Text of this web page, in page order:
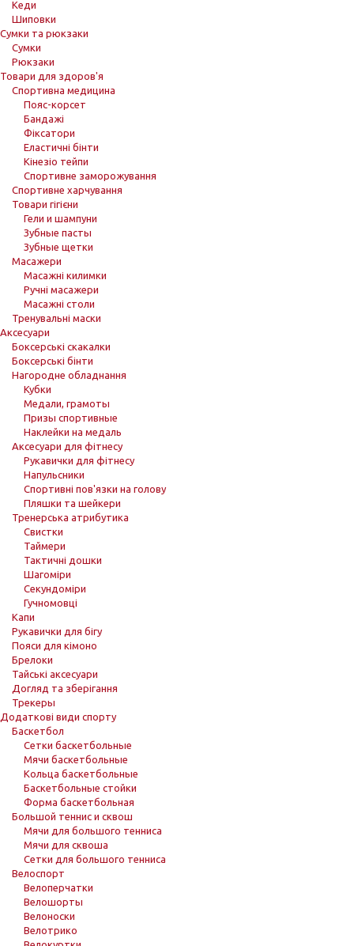
Кеди
Шиповки
Сумки та рюкзаки
Сумки
Рюкзаки
Товари для здоров'я
Спортивна медицина
Пояс-корсет
Бандажі
Фіксатори
Еластичні бінти
Кінезіо тейпи
Спортивне заморожування
Спортивне харчування
Товари гігієни
Гели и шампуни
Зубные пасты
Зубные щетки
Масажери
Масажні килимки
Ручні масажери
Масажні столи
Тренувальні маски
Аксесуари
Боксерські скакалки
Боксерські бінти
Нагородне обладнання
Кубки
Медали, грамоты
Призы спортивные
Наклейки на медаль
Аксесуари для фітнесу
Рукавички для фітнесу
Напульсники
Спортивні пов'язки на голову
Пляшки та шейкери
Тренерська атрибутика
Свистки
Таймери
Тактичні дошки
Шагоміри
Секундоміри
Гучномовці
Капи
Рукавички для бігу
Пояси для кімоно
Брелоки
Тайські аксесуари
Догляд та зберігання
Трекеры
Додаткові види спорту
Баскетбол
Сетки баскетбольные
Мячи баскетбольные
Кольца баскетбольные
Баскетбольные стойки
Форма баскетбольная
Большой теннис и сквош
Мячи для большого тенниса
Мячи для сквоша
Сетки для большого тенниса
Велоспорт
Велоперчатки
Велошорты
Велоноски
Велотрико